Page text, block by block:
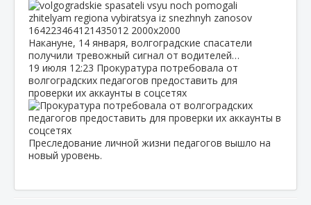
Накануне, 14 января, волгоградские спасатели
получили тревожный сигнал от водителей…
19 июля 12:23 Прокуратура потребовала от
волгоградских педагогов предоставить для
проверки их аккаунты в соцсетях
Преследование личной жизни педагогов вышло на
новый уровень.